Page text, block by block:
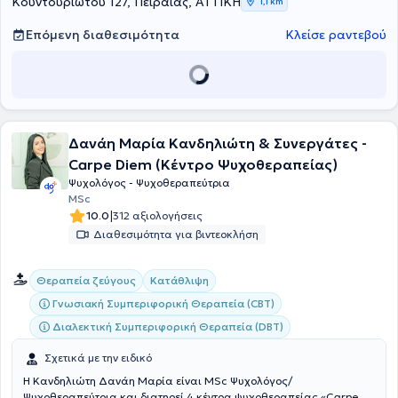
παιδικό σταθμό, με βασικό γνώμονα τη θεραπεία ενηλίκων,
παιδιών, εφήβων και τη συμβουλευτική γονέων. Στο γραφείο της
τις γνώσεις της στον τομέα της ψυχικής υγείας.
Επόμενη διαθεσιμότητα Κλείσε ραντεβού
Δανάη Μαρία Κανδηλιώτη & Συνεργάτες -
Carpe Diem (Κέντρο Ψυχοθεραπείας)
Ψυχολόγος - Ψυχοθεραπεύτρια
MSc
10.0|312 αξιολογήσεις
Διαθεσιμότητα για βιντεοκλήση
Θεραπεία ζεύγους
Κατάθλιψη
Γνωσιακή Συμπεριφορική Θεραπεία (CBT)
Διαλεκτική Συμπεριφορική Θεραπεία (DBT)
Σχετικά με την ειδικό
Η Κανδηλιώτη Δανάη Μαρία είναι MSc Ψυχολόγος/